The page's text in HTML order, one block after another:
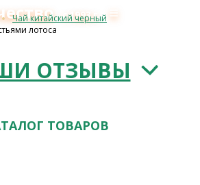
с 1993 г.≡
Чай китайский черный
лотоса
ОТЗЫВЫ
ТОВАРОВ